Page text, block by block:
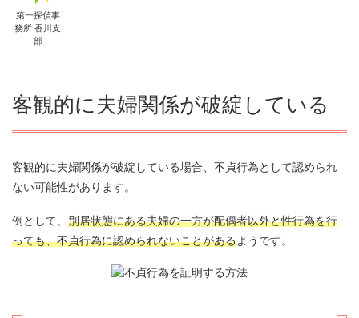
第一探偵事
務所 香川支
部
客観的に夫婦関係が破綻している
客観的に夫婦関係が破綻している場合、不貞行為として認められ
ない可能性があります。
例として、 別居状態にある夫婦の一方が配偶者以外と性行為を行
っても、不貞行為に認められないことがあるようです。